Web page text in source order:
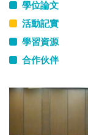
學位論文
活動記實
學習資源
合作伙伴